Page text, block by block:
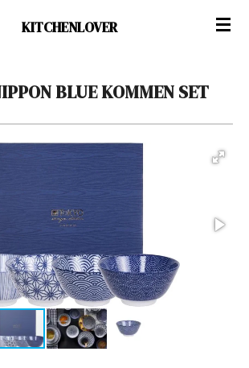
KITCHENLOVER
BLUE KOMMEN SET